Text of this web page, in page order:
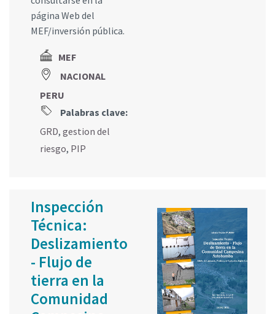
página Web del
MEF/inversión pública.
MEF
NACIONAL
PERU
Palabras clave:
GRD, gestion del
riesgo, PIP
Inspección
Técnica:
Deslizamiento
- Flujo de
tierra en la
Comunidad